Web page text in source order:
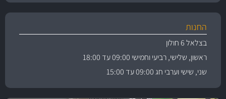
החנות
בצלאל 6 חולון
ראשון, שלישי, רביעי וחמישי 09:00 עד 18:00
שני, שישי וערבי חג 09:00 עד 15:00